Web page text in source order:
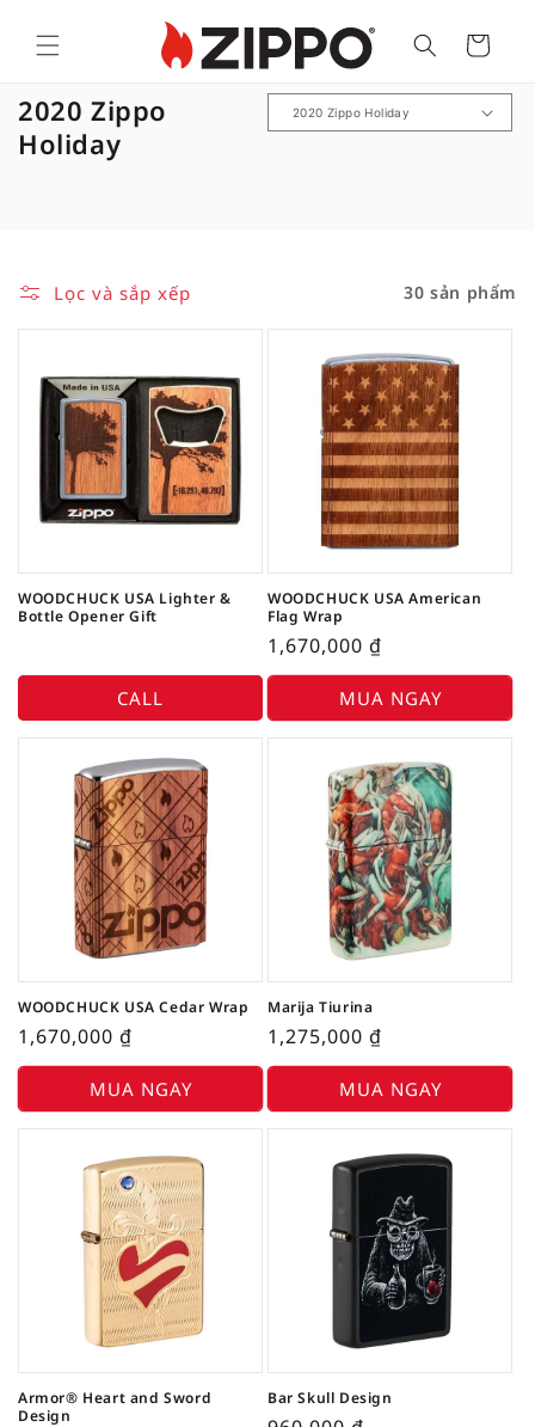
Cart
B
ộ
ậ
2020 Zippo
Holiday
Lọc và sắp xếp 30 sản phẩm
WOODCHUCK USA Lighter &
Bottle Opener Gift
CALL
WOODCHUCK USA American
Flag Wrap
1,670,000 ₫
MUA NGAY
WOODCHUCK USA Cedar Wrap
1,670,000 ₫
MUA NGAY
Marija Tiurina
1,275,000 ₫
MUA NGAY
Armor® Heart and Sword
Design
Bar Skull Design